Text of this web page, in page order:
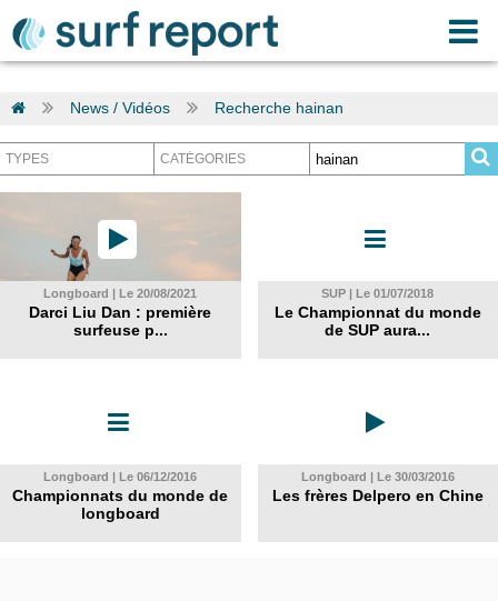
News / Vidéos Recherche hainan
Longboard | Le 20/08/2021
Darci Liu Dan : première
surfeuse p...
SUP | Le 01/07/2018
Le Championnat du monde
de SUP aura...
Longboard | Le 06/12/2016
Championnats du monde de
longboard
Longboard | Le 30/03/2016
Les frères Delpero en Chine